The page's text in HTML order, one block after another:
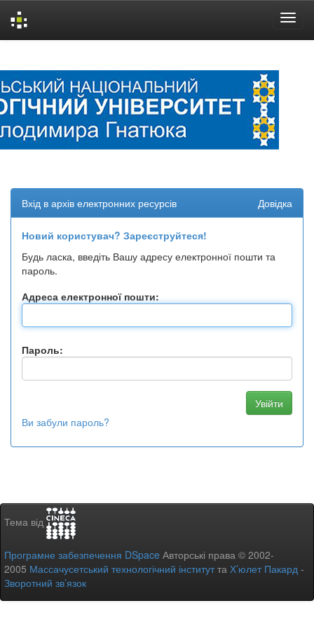
Вхід в архів електронних ресурсів Довідка
Новий користувач? Зареєструйтеся!
Будь ласка, введіть Вашу адресу електронної пошти та
пароль.
Адреса електронної пошти:
Пароль:
Ви забули пароль?
Тема від
Програмне забезпечення DSpace Авторські права © 2002-
2005 Массачусетський технологічний інститутта Х’юлет Пакард -
Зворотний зв’язок